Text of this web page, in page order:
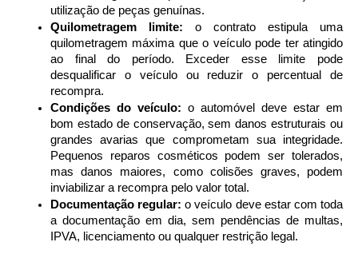
utilização de peças genuínas.
Quilometragem limite: o contrato estipula uma
quilometragem máxima que o veículo pode ter atingido
ao final do período. Exceder esse limite pode
desqualificar o veículo ou reduzir o percentual de
recompra.
Condições do veículo: o automóvel deve estar em
bom estado de conservação, sem danos estruturais ou
grandes avarias que comprometam sua integridade.
Pequenos reparos cosméticos podem ser tolerados,
mas danos maiores, como colisões graves, podem
inviabilizar a recompra pelo valor total.
Documentação regular: o veículo deve estar com toda
a documentação em dia, sem pendências de multas,
IPVA, licenciamento ou qualquer restrição legal.